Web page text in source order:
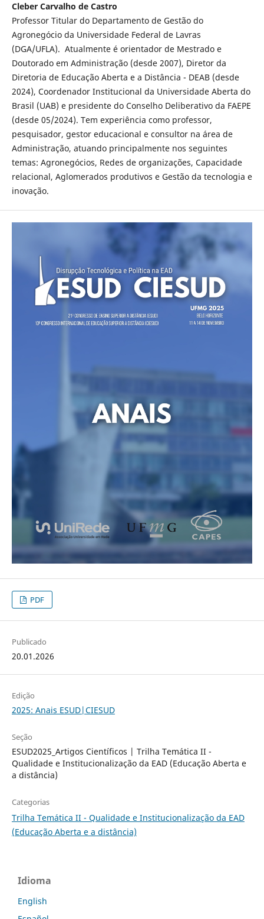
Cleber Carvalho de Castro
Professor Titular do Departamento de Gestão do
Agronegócio da Universidade Federal de Lavras
(DGA/UFLA). Atualmente é orientador de Mestrado e
Doutorado em Administração (desde 2007), Diretor da
Diretoria de Educação Aberta e a Distância - DEAB (desde
2024), Coordenador Institucional da Universidade Aberta do
Brasil (UAB) e presidente do Conselho Deliberativo da FAEPE
(desde 05/2024). Tem experiência como professor,
pesquisador, gestor educacional e consultor na área de
Administração, atuando principalmente nos seguintes
temas: Agronegócios, Redes de organizações, Capacidade
relacional, Aglomerados produtivos e Gestão da tecnologia e
inovação.
PDF
Publicado
20.01.2026
Edição
2025: Anais ESUD|CIESUD
Seção
ESUD2025_Artigos Científicos | Trilha Temática II -
Qualidade e Institucionalização da EAD (Educação Aberta e
a distância)
Categorias
Trilha Temática II - Qualidade e Institucionalização da EAD
(Educação Aberta e a distância)
Idioma
English